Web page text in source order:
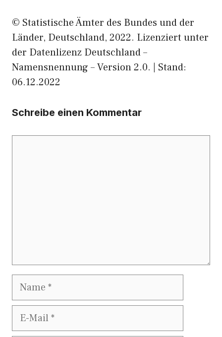
© Statistische Ämter des Bundes und der
Länder, Deutschland, 2022. Lizenziert unter
der Datenlizenz Deutschland –
Namensnennung – Version 2.0. | Stand:
06.12.2022
Schreibe einen Kommentar
Name
E-